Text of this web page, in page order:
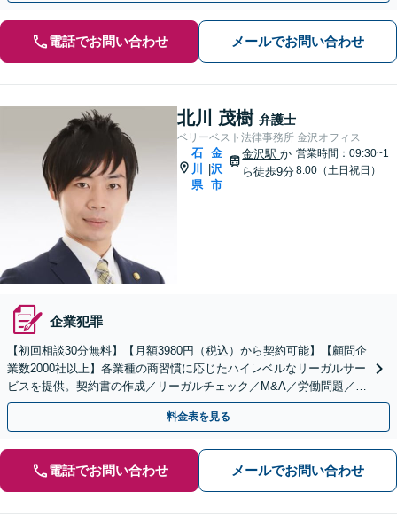
電話でお問い合わせ メールでお問い合わせ
北川 茂樹 弁護士
ベリーベスト法律事務所 金沢オフィス
石
川
県
|
金
沢
市
金沢駅か
ら徒歩9分
営業時間：09:30~1
8:00（土日祝日）
企業犯罪
【初回相談30分無料】【月額3980円（税込）から契約可能】【顧問企
業数2000社以上】各業種の商習慣に応じたハイレベルなリーガルサー
ビスを提供。契約書の作成／リーガルチェック／M&A／労働問題／知
的財産等、お任せください【他士業連携可能】
料金表を見る
電話でお問い合わせ メールでお問い合わせ